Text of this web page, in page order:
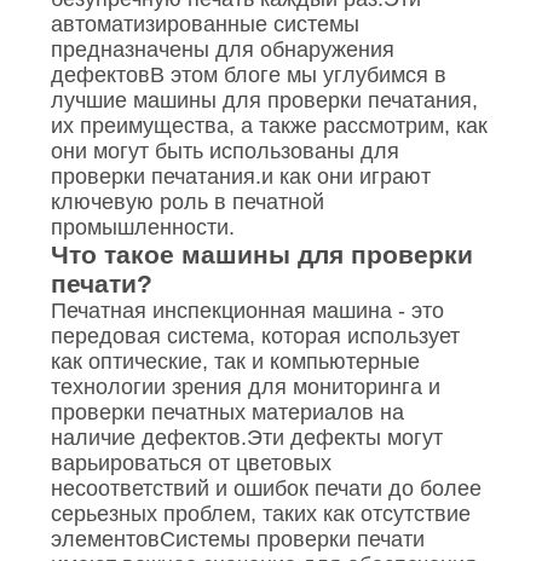
автоматизированные системы
предназначены для обнаружения
дефектовВ этом блоге мы углубимся в
лучшие машины для проверки печатания,
их преимущества, а также рассмотрим, как
они могут быть использованы для
проверки печатания.и как они играют
ключевую роль в печатной
промышленности.
Что такое машины для проверки
печати?
Печатная инспекционная машина - это
передовая система, которая использует
как оптические, так и компьютерные
технологии зрения для мониторинга и
проверки печатных материалов на
наличие дефектов.Эти дефекты могут
варьироваться от цветовых
несоответствий и ошибок печати до более
серьезных проблем, таких как отсутствие
элементовСистемы проверки печати